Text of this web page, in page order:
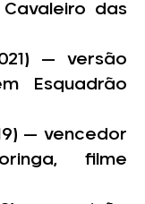
das
— versão
Esquadrão
— vencedor
filme